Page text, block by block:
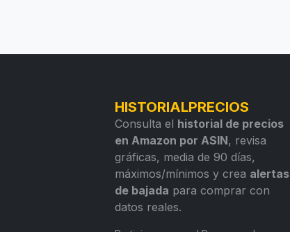
HISTORIALPRECIOS
Consulta el historial de precios
en Amazon por ASIN, revisa
gráficas, media de 90 días,
máximos/mínimos y crea alertas
de bajada para comprar con
datos reales.